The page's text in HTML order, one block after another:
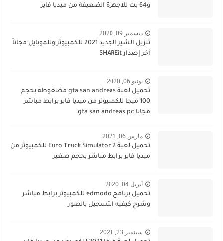
و64 بت للاجهزة الضعيفة من ميديا فاير
ديسمبر 09, 2020
تنزيل الشير الجديد 2021 للكمبيوتر وللموبايل مجاناً
أخر إصدار SHAREit
يونيو 06, 2020
تحميل لعبة gta san andreas مضغوطة بحجم
100 ميجا للكمبيوتر من ميديا فاير برابط مباشر
مجانا gta san andreas pc
مارس 06, 2021
تحميل لعبة Euro Truck Simulator 2 للكمبيوتر من
ميديا فاير برابط مباشر بحجم صغير
أبريل 04, 2020
تحميل برنامج edmodo للكمبيوتر برابط مباشر
وشرح كيفيه التسجيل بالصور
سبتمبر 23, 2021